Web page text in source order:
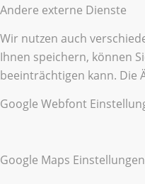
Andere externe Dienste
Wir nutzen auch
Ihnen speichern, können
beeinträchtigen kann. Die
Google Webfont
Google Maps